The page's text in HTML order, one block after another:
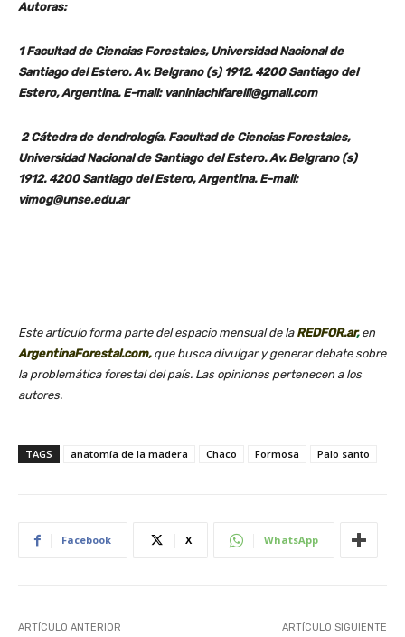
Autoras:
1 Facultad de Ciencias Forestales, Universidad Nacional de
Santiago del Estero. Av. Belgrano (s) 1912. 4200 Santiago del
Estero, Argentina. E-mail: vaniniachifarelli@gmail.com
2 Cátedra de dendrología. Facultad de Ciencias Forestales,
Universidad Nacional de Santiago del Estero. Av. Belgrano (s)
1912. 4200 Santiago del Estero, Argentina. E-mail:
vimog@unse.edu.ar
Este artículo forma parte del espacio mensual de la REDFOR.ar,en
ArgentinaForestal.com, que busca divulgar y generar debate sobre
la problemática forestal del país. Las opiniones pertenecen a los
autores.
TAGS anatomía de la madera Chaco Formosa Palo santo
Facebook X WhatsApp
ARTÍCULO ANTERIOR ARTÍCULO SIGUIENTE